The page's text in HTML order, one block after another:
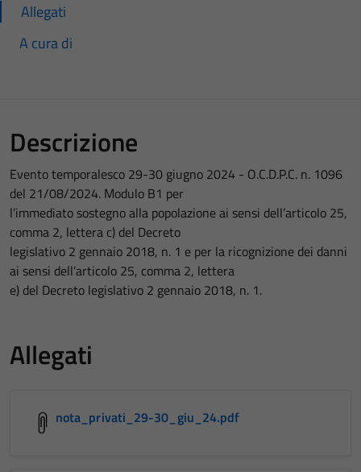
Allegati
A cura di
Descrizione
Evento temporalesco 29-30 giugno 2024 - O.C.D.P.C. n. 1096
del 21/08/2024. Modulo B1 per
l’immediato sostegno alla popolazione ai sensi dell’articolo 25,
comma 2, lettera c) del Decreto
legislativo 2 gennaio 2018, n. 1 e per la ricognizione dei danni
ai sensi dell’articolo 25, comma 2, lettera
e) del Decreto legislativo 2 gennaio 2018, n. 1.
Allegati
nota_privati_29-30_giu_24.pdf